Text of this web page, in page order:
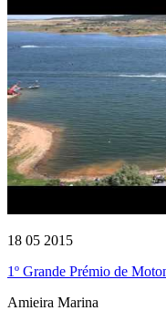
18 05 2015
1º Grande Prémio de
Amieira Marina